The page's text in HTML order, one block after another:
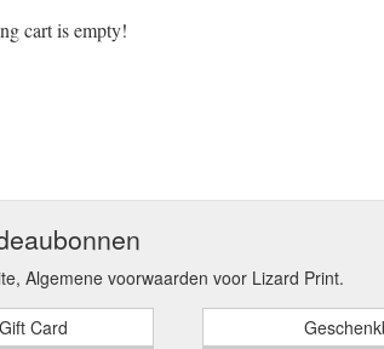
cart is empty!
Algemene voorwaarden voor Lizard Print.
Card